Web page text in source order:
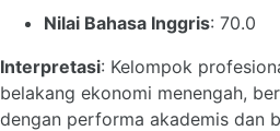
Nilai Bahasa Inggris: 70.0
Interpretasi: Kelompok
belakang ekonomi menengah,
dengan performa akademis dan